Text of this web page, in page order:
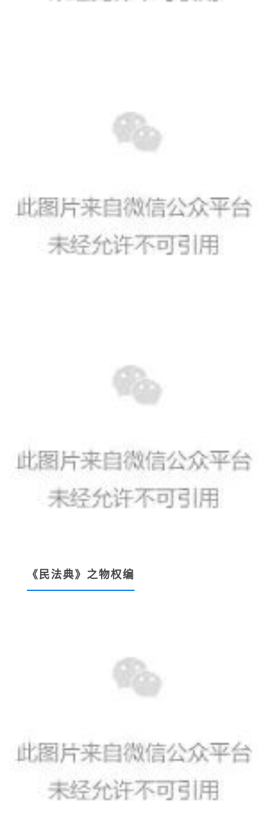
《民法典》之物权编